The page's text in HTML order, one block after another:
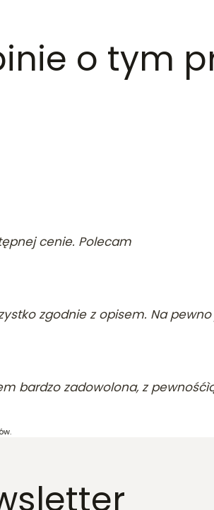
o tym
cenie. Polecam
zgodnie z opisem. Na
bardzo zadowolona, z